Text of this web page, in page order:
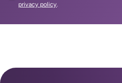
privacy policy.